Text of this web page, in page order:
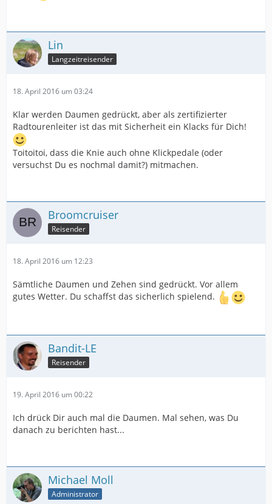
Lin
Langzeitreisender
18. April 2016 um 03:24
Klar werden Daumen gedrückt, aber als zertifizierter
Radtourenleiter ist das mit Sicherheit ein Klacks für Dich!
Toitoitoi, dass die Knie auch ohne Klickpedale (oder
versuchst Du es nochmal damit?) mitmachen.
Broomcruiser
Reisender
18. April 2016 um 12:23
Sämtliche Daumen und Zehen sind gedrückt. Vor allem
gutes Wetter. Du schaffst das sicherlich spielend.
Bandit-LE
Reisender
19. April 2016 um 00:22
Ich drück Dir auch mal die Daumen. Mal sehen, was Du
danach zu berichten hast...
Michael Moll
Administrator